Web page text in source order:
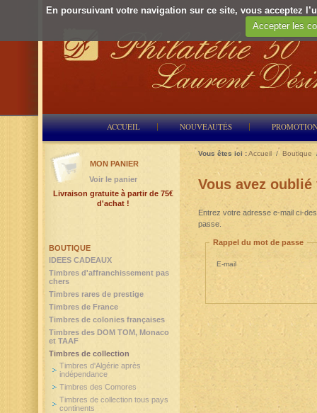
En poursuivant votre navigation sur ce site, vous acceptez
Accepter les
ACCUEIL NOUVEAUTÉS
Vous êtes ici :Accueil / Boutique
Vous avez
Entrez votre adresse e-mail ci-
passe.
Rappel du mot de passe
E-mail
BOUTIQUE
IDEES CADEAUX
Timbres d'affranchissement pas
chers
Timbres rares de prestige
Timbres de France
Timbres de colonies françaises
Timbres des DOM TOM, Monaco
et TAAF
Timbres de collection
Timbres d'Algérie après
indépendance
Timbres des Comores
Timbres de collection tous pays
continents
MON PANIER
Voir le panier
Livraison gratuite à partir de 75€
d'achat !